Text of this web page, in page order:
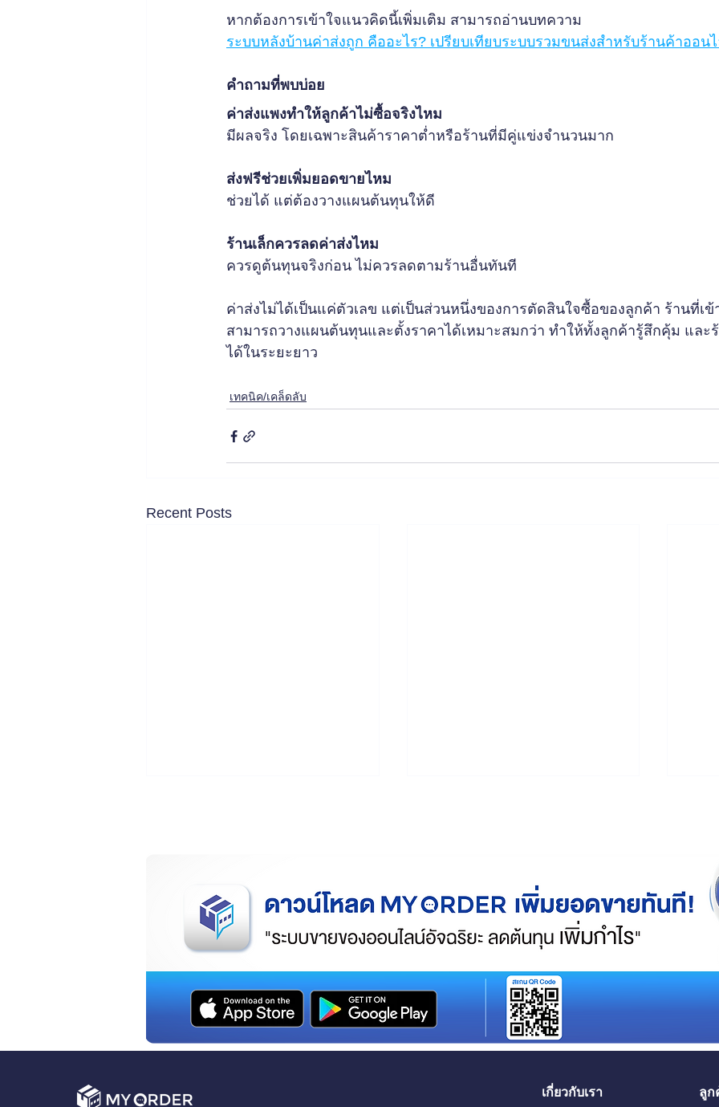
หากต้องการเข้าใจแนวคิดนี้เพิ่มเติม สามารถอ่านบทความ
ระบบหลังบ้านค่าส่งถูก คืออะไร? เปรียบเทียบระบบรวมขนส่งสำหรับร้านค้าออน
คำถามที่พบบ่อย
ค่าส่งแพงทำให้ลูกค้าไม่ซื้อจริงไหม
มีผลจริง โดยเฉพาะสินค้าราคาต่ำหรือร้านที่มีคู่แข่งจำนวนมาก
ส่งฟรีช่วยเพิ่มยอดขายไหม
ช่วยได้ แต่ต้องวางแผนต้นทุนให้ดี
ร้านเล็กควรลดค่าส่งไหม
ควรดูต้นทุนจริงก่อน ไม่ควรลดตามร้านอื่นทันที
ค่าส่งไม่ได้เป็นแค่ตัวเลข แต่เป็นส่วนหนึ่งของการตัดสินใจซื้อของลูกค้า ร้านที่เข้
สามารถวางแผนต้นทุนและตั้งราคาได้เหมาะสมกว่า ทำให้ทั้งลูกค้ารู้สึกคุ้ม และ
ได้ในระยะยาว
เทคนิค/เคล็ดลับ
Recent Posts
เมื่อไหร่ที่ Excel เริ่มไม่พอ
ร้านค้าออนไลน์ควรเริ่มใช้
เกี่ยวกับเรา ลูก